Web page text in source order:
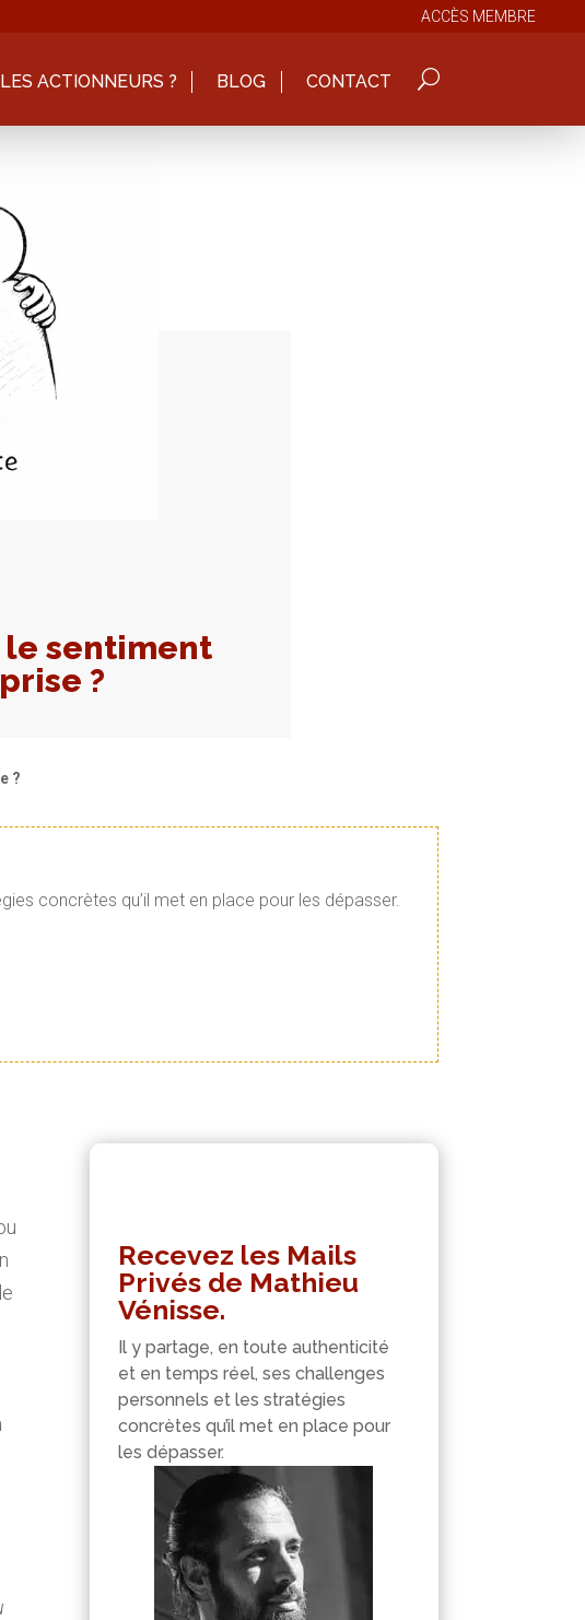
ACCÈS MEMBRE
LES ACTIONNEURS ? BLOG CONTACT
sentiment
?
?
concrètes qu’il met en place pour les dépasser.
Recevez les Mails
Privés de Mathieu
Vénisse.
Il y partage, en toute authenticité
et en temps réel, ses challenges
personnels et les stratégies
concrètes qu’il met en place pour
les dépasser.